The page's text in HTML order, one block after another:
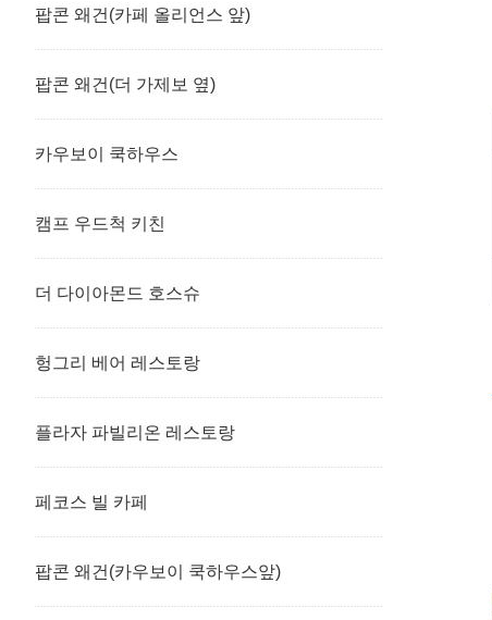
팝콘 왜건(카페 올리언스 앞)
팝콘 왜건(더 가제보 옆)
카우보이 쿡하우스
캠프 우드척 키친
더 다이아몬드 호스슈
헝그리 베어 레스토랑
플라자 파빌리온 레스토랑
페코스 빌 카페
팝콘 왜건(카우보이 쿡하우스앞)